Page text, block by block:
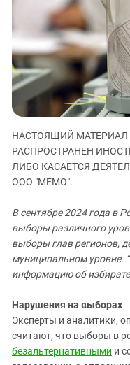
Дагестан
Ингушетия
Кабардино-Балкария
Калмыкия
Карачаево-Черкесия
Краснодарский край
Нагорный Карабах
Российская Федерация
Ростовская область
Северная Осетия - Алания
СКФО
Ставропольский край
Чечня
ЮФО
НАСТОЯЩИЙ
РАСПРОСТРАНЕН
ЛИБО КАСАЕТСЯ
ООО "МЕМО".
В сентябре 2024 года в
выборы различного
выборы глав регионов,
муниципальном уровне.
информацию об
Нарушения на выборах
Эксперты и аналитики,
считают, что выборы в
безальтернативными и